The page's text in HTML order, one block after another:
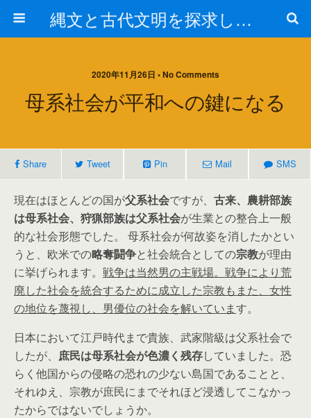
縄文と古代文明を探求しよう！
2020年11月26日 • No Comments
母系社会が平和への鍵になる
Share Tweet Pin Mail SMS
現在はほとんどの国が父系社会ですが、 古来、農耕部族
は母系社会、狩猟部族は父系社会が生業との整合上一般
的な社会形態でした。 母系社会が何故姿を消したかとい
うと、欧米での略奪闘争と社会統合としての宗教が理由
に挙げられます。 戦争は当然男の主戦場。戦争により荒
廃した社会を統合するために成立した宗教もまた、女性
の地位を蔑視し、男優位の社会を解いています。
日本において江戸時代まで貴族、武家階級は父系社会で
したが、 庶民は母系社会が色濃く残存していました。恐
らく他国からの侵略の恐れの少ない島国であることと、
それゆえ、宗教が庶民にまでそれほど浸透してこなかっ
たからではないでしょうか。